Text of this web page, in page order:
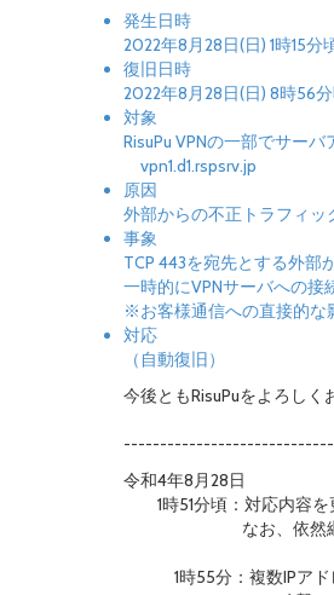
発生日時
2022年8月28日(日) 1時15分
復旧日時
2022年8月28日(日) 8時56
対象
RisuPu VPNの一部でサー
vpn1.d1.rspsrv.jp
原因
外部からの不正トラフィッ
事象
TCP 443を宛先とする外部
一時的にVPNサーバへの接
※お客様通信への直接的な
対応
（自動復旧）
今後ともRisuPuをよろしく
令和4年8月28日
1時51分頃：対応内容を
なお、依然継続中で
1時55分：複数IPアドレ